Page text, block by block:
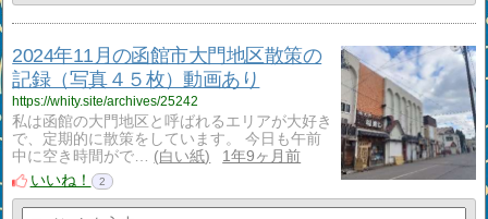
2024年11月の函館市大門地区散策の
記録（写真４５枚）動画あり
https://whity.site/archives/25242
私は函館の大門地区と呼ばれるエリアが大好き
で、定期的に散策をしています。 今日も午前
中に空き時間がで…
白い紙
1年9ヶ月前
いいね！
2